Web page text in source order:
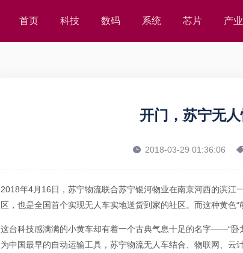
首页 科技 数码 系统 芯片 产业
开门，苏宁无
2018-03-29 01:36:06
2018年4月16日，苏宁物流联合苏宁银河物业在南京河西的滨
区，也是全国首个实现无人车实地送货到家的社区。而这种黄色
这台科技感满满的小黄车却有着一个古典气息十足的名字——“卧
为中国最早的自动运输工具，苏宁物流无人车结合、物联网、